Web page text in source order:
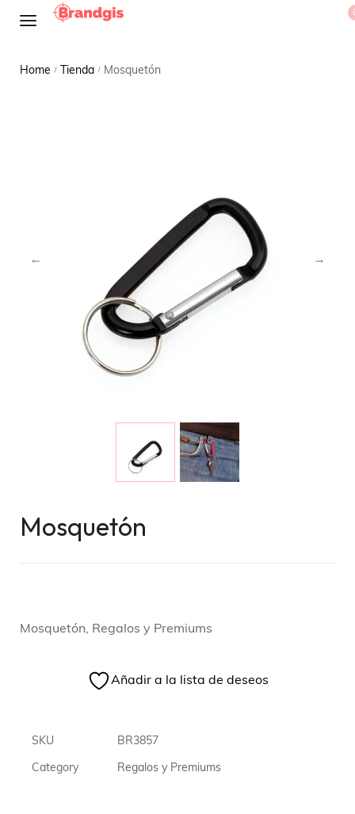
Home / Tienda / Mosquetón
Mosquetón
Mosquetón, Regalos y Premiums
Añadir a la lista de deseos
SKU BR3857
Category Regalos y Premiums